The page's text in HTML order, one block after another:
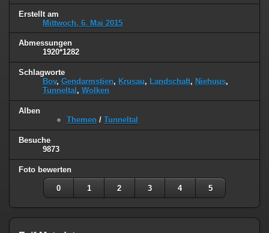
Erstellt am
Mittwoch, 6. Mai 2015
Abmessungen
1920*1282
Schlagworte
Bov, Gendarmstien, Krusau, Landschaft, Niehuus,
Tunneltal , Wolken
Alben
Themen / Tunneltal
Besuche
9873
Foto bewerten
0 1 2 3 4 5